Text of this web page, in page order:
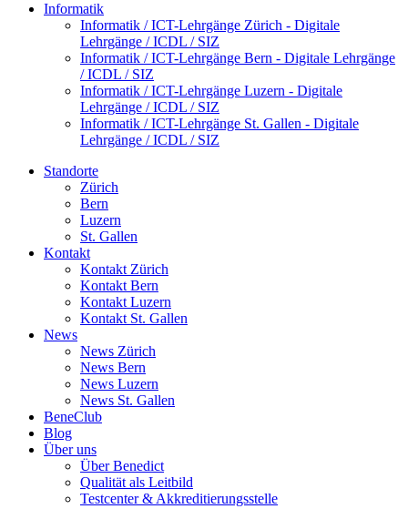
Informatik
Informatik / ICT-Lehrgänge Zürich - Digitale
Lehrgänge / ICDL / SIZ
Informatik / ICT-Lehrgänge Bern - Digitale Lehrgänge
/ ICDL / SIZ
Informatik / ICT-Lehrgänge Luzern - Digitale
Lehrgänge / ICDL / SIZ
Informatik / ICT-Lehrgänge St. Gallen - Digitale
Lehrgänge / ICDL / SIZ
Standorte
Zürich
Bern
Luzern
St. Gallen
Kontakt
Kontakt Zürich
Kontakt Bern
Kontakt Luzern
Kontakt St. Gallen
News
News Zürich
News Bern
News Luzern
News St. Gallen
BeneClub
Blog
Über uns
Über Benedict
Qualität als Leitbild
Testcenter & Akkreditierungsstelle